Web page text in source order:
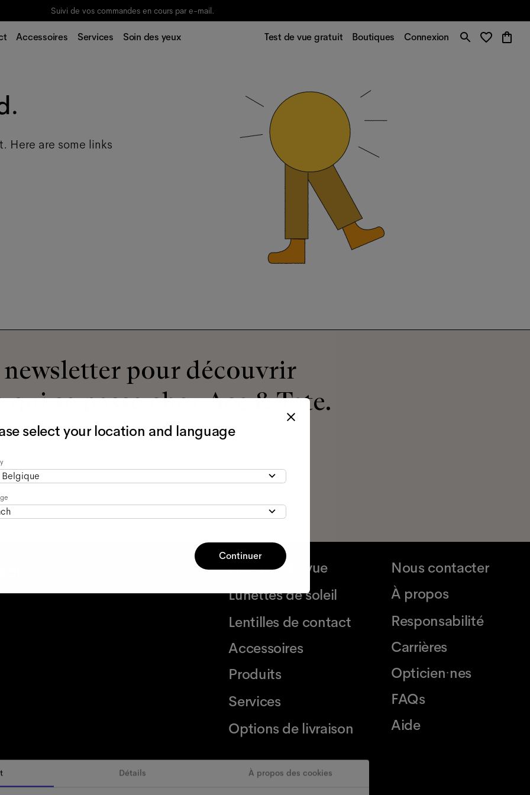
Détails À propos des cookies
Suivi de vos commandes en cours par e-mail.
Accessoires Services Soin des yeux Test de vue gratuit Boutiques Connexion
Here are some links
pour découvrir
se passe chez Ace & Tate.
politique de confidentialité
Lunettes de vue
Lunettes de soleil
Lentilles de contact
Accessoires
Produits
Services
Options de livraison
Nous contacter
À propos
Responsabilité
Carrières
Opticien·nes
FAQs
Aide
select your location and language
Belgique
Continuer